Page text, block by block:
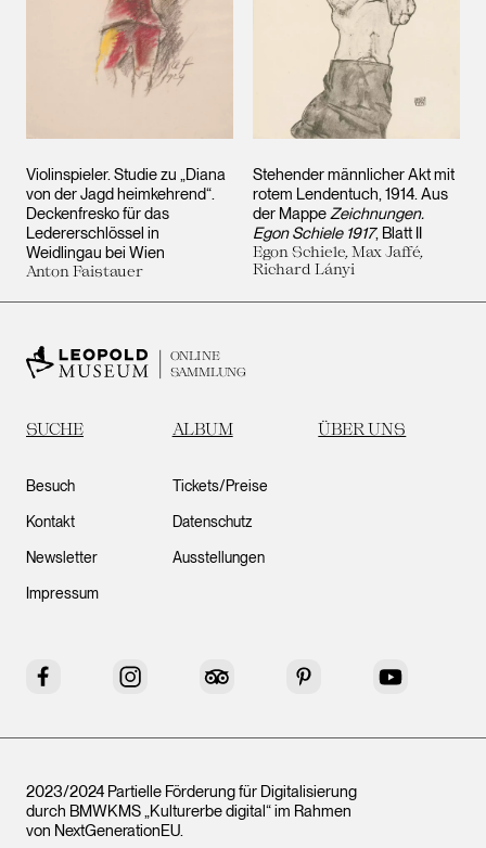
Violinspieler. Studie zu „Diana
von der Jagd heimkehrend“.
Deckenfresko für das
Ledererschlössel in
Weidlingau bei Wien
Anton Faistauer
Stehender männlicher Akt mit
rotem Lendentuch, 1914. Aus
der MappeZeichnungen.
Egon Schiele 1917, Blatt II
Egon Schiele, Max Jaffé,
Richard Lányi
ONLINE
SAMMLUNG
SUCHE ALBUM ÜBER UNS
Besuch
Kontakt
Newsletter
Impressum
Tickets/Preise
Datenschutz
Ausstellungen
Facebook Instagram Tripadvisor Pinterest YouTube
2023/2024 Partielle Förderung für Digitalisierung
durch BMWKMS „Kulturerbe digital“ im Rahmen
von NextGenerationEU.